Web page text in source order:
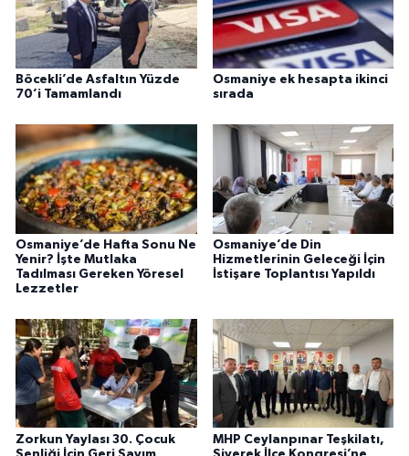
Böcekli’de Asfaltın Yüzde
70’i Tamamlandı
Osmaniye ek hesapta ikinci
sırada
Osmaniye’de Hafta Sonu Ne
Yenir? İşte Mutlaka
Tadılması Gereken Yöresel
Lezzetler
Osmaniye’de Din
Hizmetlerinin Geleceği İçin
İstişare Toplantısı Yapıldı
Zorkun Yaylası 30. Çocuk
MHP Ceylanpınar Teşkilatı,